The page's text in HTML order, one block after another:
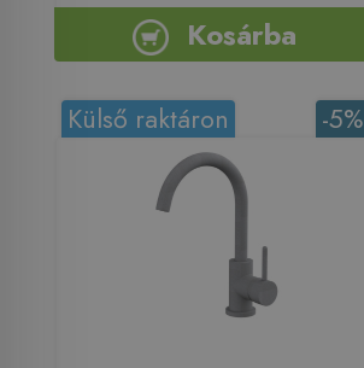
Kosárba
-5%
Külső raktáron